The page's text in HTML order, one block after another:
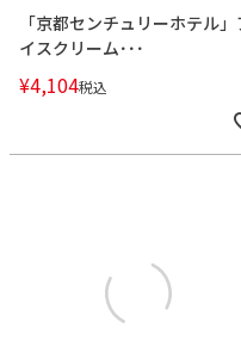
「京都センチュリーホテル」
イスクリーム･･･
¥4,104税込